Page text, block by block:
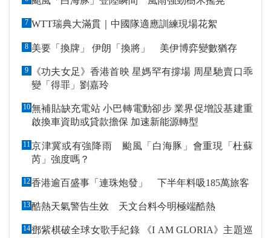
7 WTT瑞典大滿貫｜中國隊適應訓練現場花絮
8 美要「換牌」 伊朗「換將」 美伊博弈變數猶存
9
《功夫女足》香港首映 星媽罕有撐場 周星馳賣口乖
變「得罪」劉嘉玲
10無補貼缺充電站 小巴轉電動卻步 業界促增設基建重
啟換車資助或貸款擔保 加速新能源轉型
11 京津冀或有強降雨 颱風「白海豚」會重現「杜蘇
芮」強度嗎？
12香港逾百盛事「連珠炮發」 下半年料吸185萬旅客
13酷熱天氣警告生效 天文台料今明極端酷熱
14鄧紫棋破全球女歌手紀錄 《I AM GLORIA》主題巡